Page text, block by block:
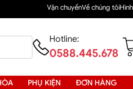
Vận chuyểnVề chúng tôi
Hotline:
0588.445.678
PHỤ KIỆN ĐƠN HÀNG